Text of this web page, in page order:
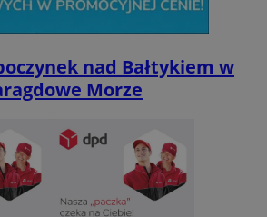
nad Bałtykiem w
Morze